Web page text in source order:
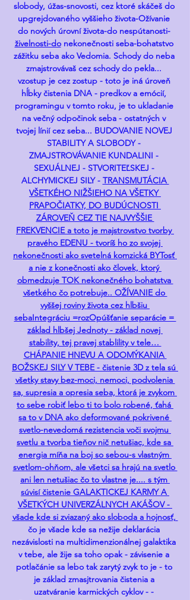
slobody, úžas-snovosti, cez ktoré skáčeš do
upgrejdovaného vyššieho života-Ožívanie
do nových úrovní života-do nespútanosti-
živelnosti-do nekonečnosti seba-bohatstvo
zážitku seba ako Vedomia. Schody do neba
zmajstrovávaš cez schody do pekla...
vzostup je cez zostup - toto je iná úroveň
hĺbky čistenia DNA - predkov a emócií,
programingu v tomto roku, je to ukladanie
na večný odpočinok seba - ostatných v
tvojej línií cez seba... BUDOVANIE NOVEJ
STABILITY A SLOBODY -
ZMAJSTROVÁVANIE KUNDALINI -
SEXUÁLNEJ - STVORITEĽSKEJ -
ALCHYMICKEJ SILY - TRANSMUTÁCIA
VŠETKÉHO NIŽŠIEHO NA VŠETKY
PRAPOČIATKY, DO BUDÚCNOSTI
ZÁROVEŇ CEZ TIE NAJVYŠŠIE
FREKVENCIE a toto je majstrovstvo tvorby
pravého EDENU - tvoríš ho zo svojej
nekonečnosti ako svetelná komzická BYTosť
a nie z konečnosti ako človek, ktorý
obmedzuje TOK nekonečného bohatstva
všetkého čo potrebuje.. OŽÍVANIE do
vyššej roviny života cez hlbšiu
sebaIntegráciu =rozOpúšťanie separácie =
základ hlbšej Jednoty - základ novej
stability, tej pravej stablility v tele…
CHÁPANIE HNEVU A ODOMÝKANIA
BOŽSKEJ SILY V TEBE - čistenie 3D z tela sú
všetky stavy bez-moci, nemoci, podvolenia
sa, supresia a opresia seba, ktorá je zvykom
to sebe robiť lebo ti to bolo robené, ťahá
sa to v DNA ako deformované pokrivené
svetlo-nevedomá rezistencia voči svojmu
svetlu a tvorba tieňov nič netušiac, kde sa
energia míňa na boj so sebou-s vlastným
svetlom-ohňom, ale všetci sa hrajú na svetlo
ani len netušiac čo to vlastne je.... s tým
súvisí čistenie GALAKTICKEJ KARMY A
VŠETKÝCH UNIVERZÁLNYCH AKÁŠOV -
všade kde si zviazaný ako sloboda a hojnosť,
čo je všade kde sa nežije deklarácia
nezávislosti na multidimenzionálnej galaktika
v tebe, ale žije sa toho opak - závisenie a
potlačánie sa lebo tak zarytý zvyk to je - to
je základ zmasjtrovania čistenia a
uzatváranie karmických cyklov - -